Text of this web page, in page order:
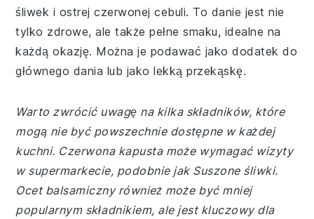
śliwek i ostrej czerwonej cebuli. To danie jest nie
tylko zdrowe, ale także pełne smaku, idealne na
każdą okazję. Można je podawać jako dodatek do
głównego dania lub jako lekką przekąskę.
Warto zwrócić uwagę na kilka składników, które
mogą nie być powszechnie dostępne w każdej
kuchni. Czerwona kapusta może wymagać wizyty
w supermarkecie, podobnie jak Suszone śliwki.
Ocet balsamiczny również może być mniej
popularnym składnikiem, ale jest kluczowy dla